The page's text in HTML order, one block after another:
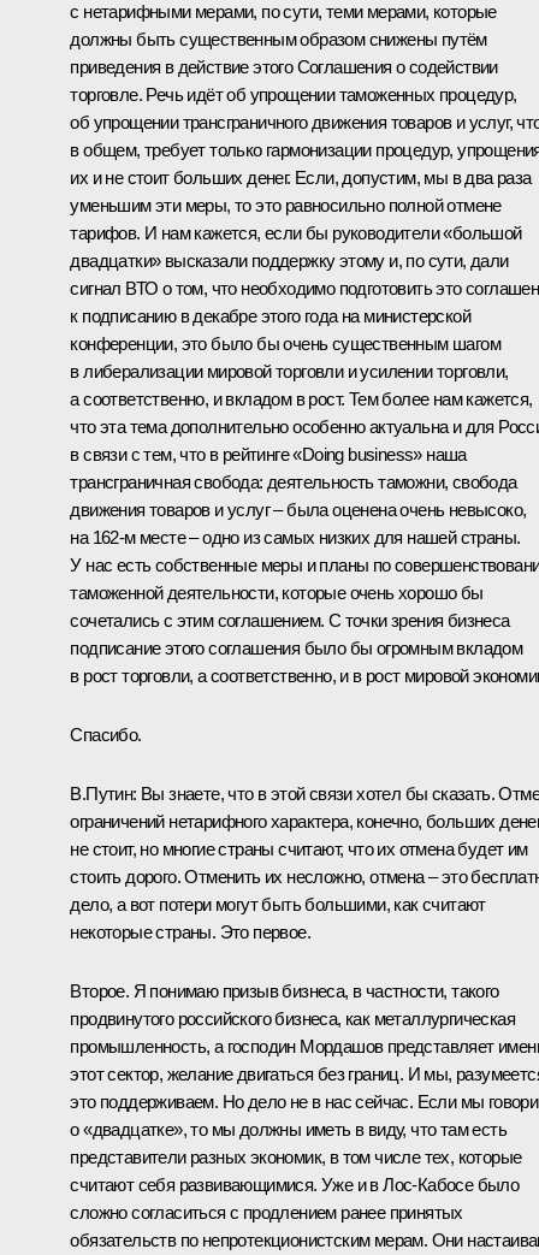
с нетарифными мерами, по сути, теми мерами, которые
должны быть существенным образом снижены путём
приведения в действие этого Соглашения о содействии
торговле. Речь идёт об упрощении таможенных процедур,
об упрощении трансграничного движения товаров и услуг,
в общем, требует только гармонизации процедур,
их и не стоит больших денег. Если, допустим, мы в два раза
уменьшим эти меры, то это равносильно полной отмене
тарифов. И нам кажется, если бы руководители «большой
двадцатки» высказали поддержку этому и, по сути, дали
сигнал ВТО о том, что необходимо подготовить это
к подписанию в декабре этого года на министерской
конференции, это было бы очень существенным шагом
в либерализации мировой торговли и усилении торговли,
а соответственно, и вкладом в рост. Тем более нам кажется,
что эта тема дополнительно особенно актуальна и для
в связи с тем, что в рейтинге «Doing business» наша
трансграничная свобода: деятельность таможни, свобода
движения товаров и услуг – была оценена очень невысоко,
на 162‑м месте – одно из самых низких для нашей страны.
У нас есть собственные меры и планы по
таможенной деятельности, которые очень хорошо бы
сочетались с этим соглашением. С точки зрения бизнеса
подписание этого соглашения было бы огромным вкладом
в рост торговли, а соответственно, и в рост мировой
Спасибо.
В.Путин: Вы знаете, что в этой связи хотел бы сказать.
ограничений нетарифного характера, конечно, больших
не стоит, но многие страны считают, что их отмена будет им
стоить дорого. Отменить их несложно, отмена – это
дело, а вот потери могут быть большими, как считают
некоторые страны. Это первое.
Второе. Я понимаю призыв бизнеса, в частности, такого
продвинутого российского бизнеса, как металлургическая
промышленность, а господин Мордашов представляет
этот сектор, желание двигаться без границ. И мы,
это поддерживаем. Но дело не в нас сейчас. Если мы
о «двадцатке», то мы должны иметь в виду, что там есть
представители разных экономик, в том числе тех, которые
считают себя развивающимися. Уже и в Лос-Кабосе было
сложно согласиться с продлением ранее принятых
обязательств по непротекционистским мерам. Они